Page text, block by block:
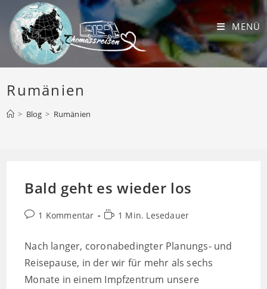
Inhalt
springen
MENÜ
Rumänien
> Blog > Rumänien
Bald geht es wieder los
Beitrags-
1 Kommentar Lesedauer:
1 Min. Lesedauer
Nach langer, coronabedingter Planungs- und
Reisepause, in der wir für mehr als sechs
Monate in einem Impfzentrum unsere